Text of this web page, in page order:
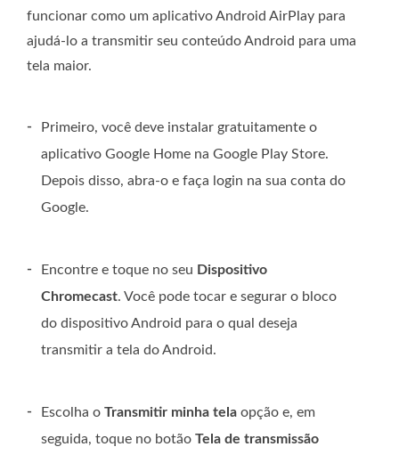
funcionar como um aplicativo Android AirPlay para
ajudá-lo a transmitir seu conteúdo Android para uma
tela maior.
-
Primeiro, você deve instalar gratuitamente o
aplicativo Google Home na Google Play Store.
Depois disso, abra-o e faça login na sua conta do
Google.
- Encontre e toque no seu Dispositivo
Chromecast. Você pode tocar e segurar o bloco
do dispositivo Android para o qual deseja
transmitir a tela do Android.
- Escolha o Transmitir minha tela opção e, em
seguida, toque no botão Tela de transmissão